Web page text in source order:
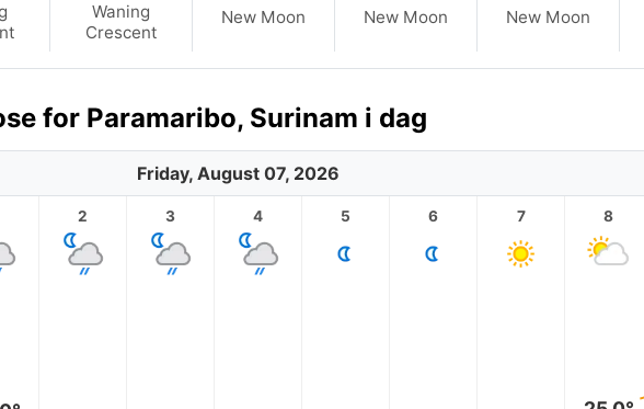
Waning
Crescent
New Moon New Moon New Moon
for Paramaribo, Surinam i dag
Friday, August 07, 2026
2 3 4 5 6 7 8